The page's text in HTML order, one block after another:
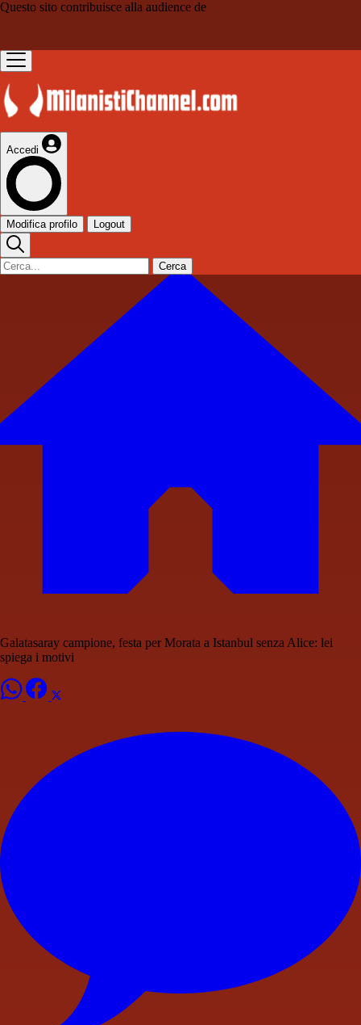
Questo sito contribuisce alla audience de
Accedi
Modifica profilo Logout
Cerca
Galatasaray campione, festa per Morata a Istanbul senza Alice: lei
spiega i motivi